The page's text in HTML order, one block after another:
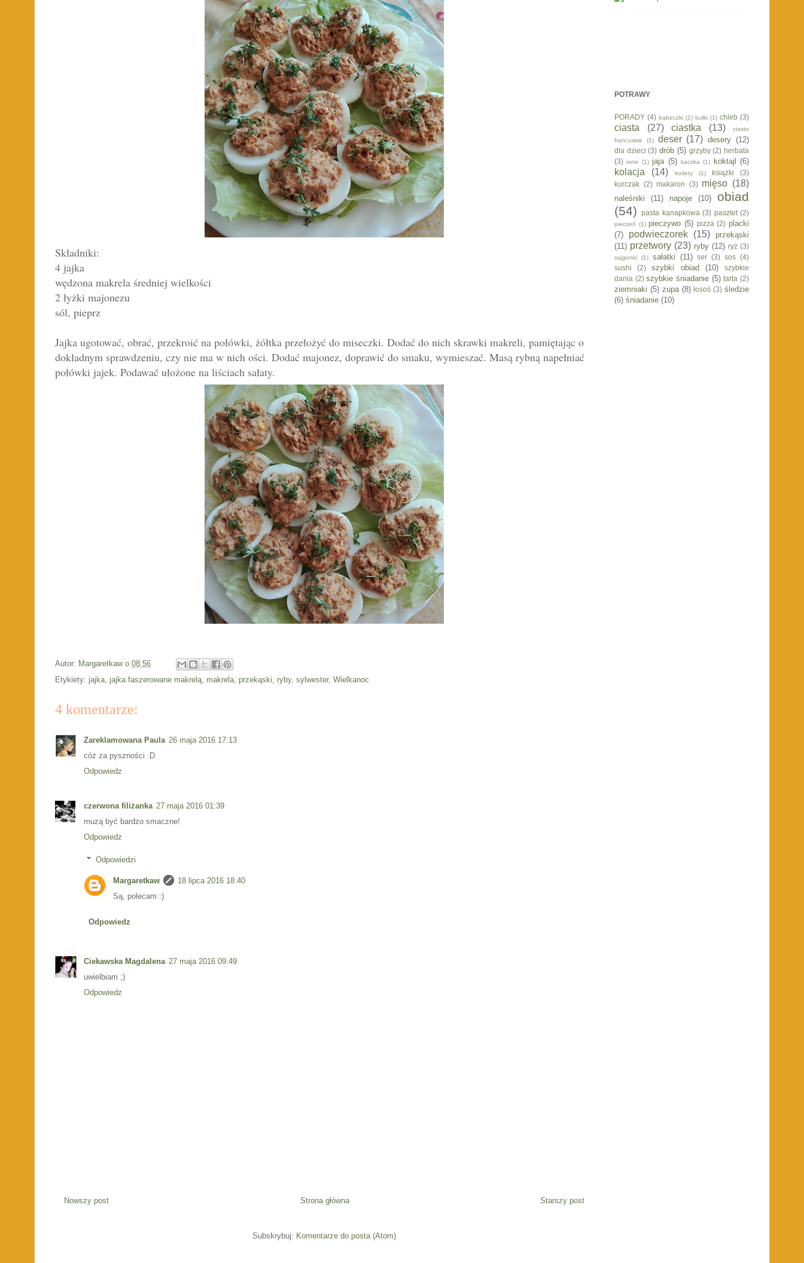
Składniki:
4 jajka
wędzona makrela średniej wielkości
2 łyżki majonezu
sól, pieprz
Jajka ugotować, obrać, przekroić na połówki, żółtka przełożyć do miseczki. Dodać do nich skrawki makreli, pamiętając o
dokładnym sprawdzeniu, czy nie ma w nich ości. Dodać majonez, doprawić do smaku, wymieszać. Masą rybną napełniać
połówki jajek. Podawać ułożone na liściach sałaty.
Autor: Margaretkaw o 08:56
Etykiety: jajka jajka faszerowane makrelą makrela przekąski ryby, sylwester, Wielkanoc
4 komentarze:
Zareklamowana Paula 26 maja 2016 17:13
cóż za pyszności :D
Odpowiedz
czerwona filiżanka 27 maja 2016 01:39
muzą być bardzo smaczne!
Odpowiedz
Odpowiedzi
Margaretkaw
18 lipca 2016 18:40
Są, polecam :)
Odpowiedz
Ciekawska Magdalena 27 maja 2016 09:49
uwielbiam ;)
Odpowiedz
Nowszy post Starszy post
Strona główna
Subskrybuj: Komentarze do posta (Atom)
POTRAWY
PORADY (4) babeczki (1) bułki (1) chleb (3)
ciasta (27) ciastka (13)
ciasto
francuskie
(1) deser (17) desery (12)
dla dzieci (3) drób (5) grzyby (2) herbata
(3) inne (1) jaja (5) kaczka (1) koktajl (6)
kolacja (14) kotlety (1) książki
(3)
kurczak (2) makaron (3) mięso (18)
naleśniki (11) napoje (10)
obiad
(54)
pasta kanapkowa (3) pasztet (2)
pieczeń (1) pieczywo (5) pizza (2) placki
(7)
podwieczorek (15) przekąski
(11) przetwory (23) ryby (12) ryż (3)
sajgonki (1) sałatki (11) ser (3) sos (4)
sushi
(2) szybki obiad (10)
szybkie
dania (2) szybkie śniadanie (5) tarta (2)
ziemniaki (5) zupa (8) łosoś (3) śledzie
(6) śniadanie (10)